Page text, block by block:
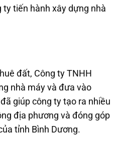
tiến hành xây dựng nhà
đất, Công ty TNHH
nhà máy và đưa vào
giúp công ty tạo ra nhiều
địa phương và đóng góp
tỉnh Bình Dương.